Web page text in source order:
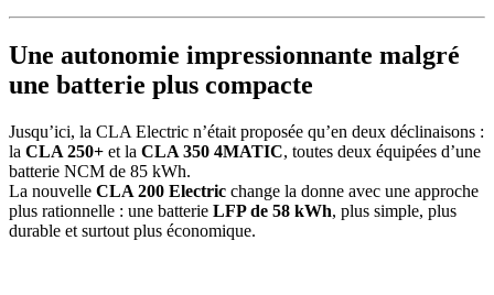
Une autonomie impressionnante malgré
une batterie plus compacte
Jusqu’ici, la CLA Electric n’était proposée qu’en deux déclinaisons :
la CLA 250+ et la CLA 350 4MATIC, toutes deux équipées d’une
batterie NCM de 85 kWh.
La nouvelle CLA 200 Electric change la donne avec une approche
plus rationnelle : une batterie LFP de 58 kWh, plus simple, plus
durable et surtout plus économique.